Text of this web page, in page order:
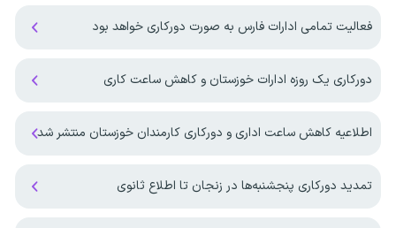
فعالیت تمامی ادارات فارس به صورت دورکاری خواهد بود
دورکاری یک روزه ادارات خوزستان و کاهش ساعت کاری
اطلاعیه کاهش ساعت اداری و دورکاری کارمندان خوزستان منتشر شد
تمدید دورکاری پنجشنبه‌ها در زنجان تا اطلاع ثانوی